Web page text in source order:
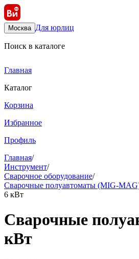
Москва Для юрлиц
Поиск в каталоге
Главная
Каталог
Корзина
Избранное
Профиль
Главная/
Инструмент/
Сварочное оборудование/
Сварочные полуавтоматы (MIG-
6 кВт
Сварочные
кВт